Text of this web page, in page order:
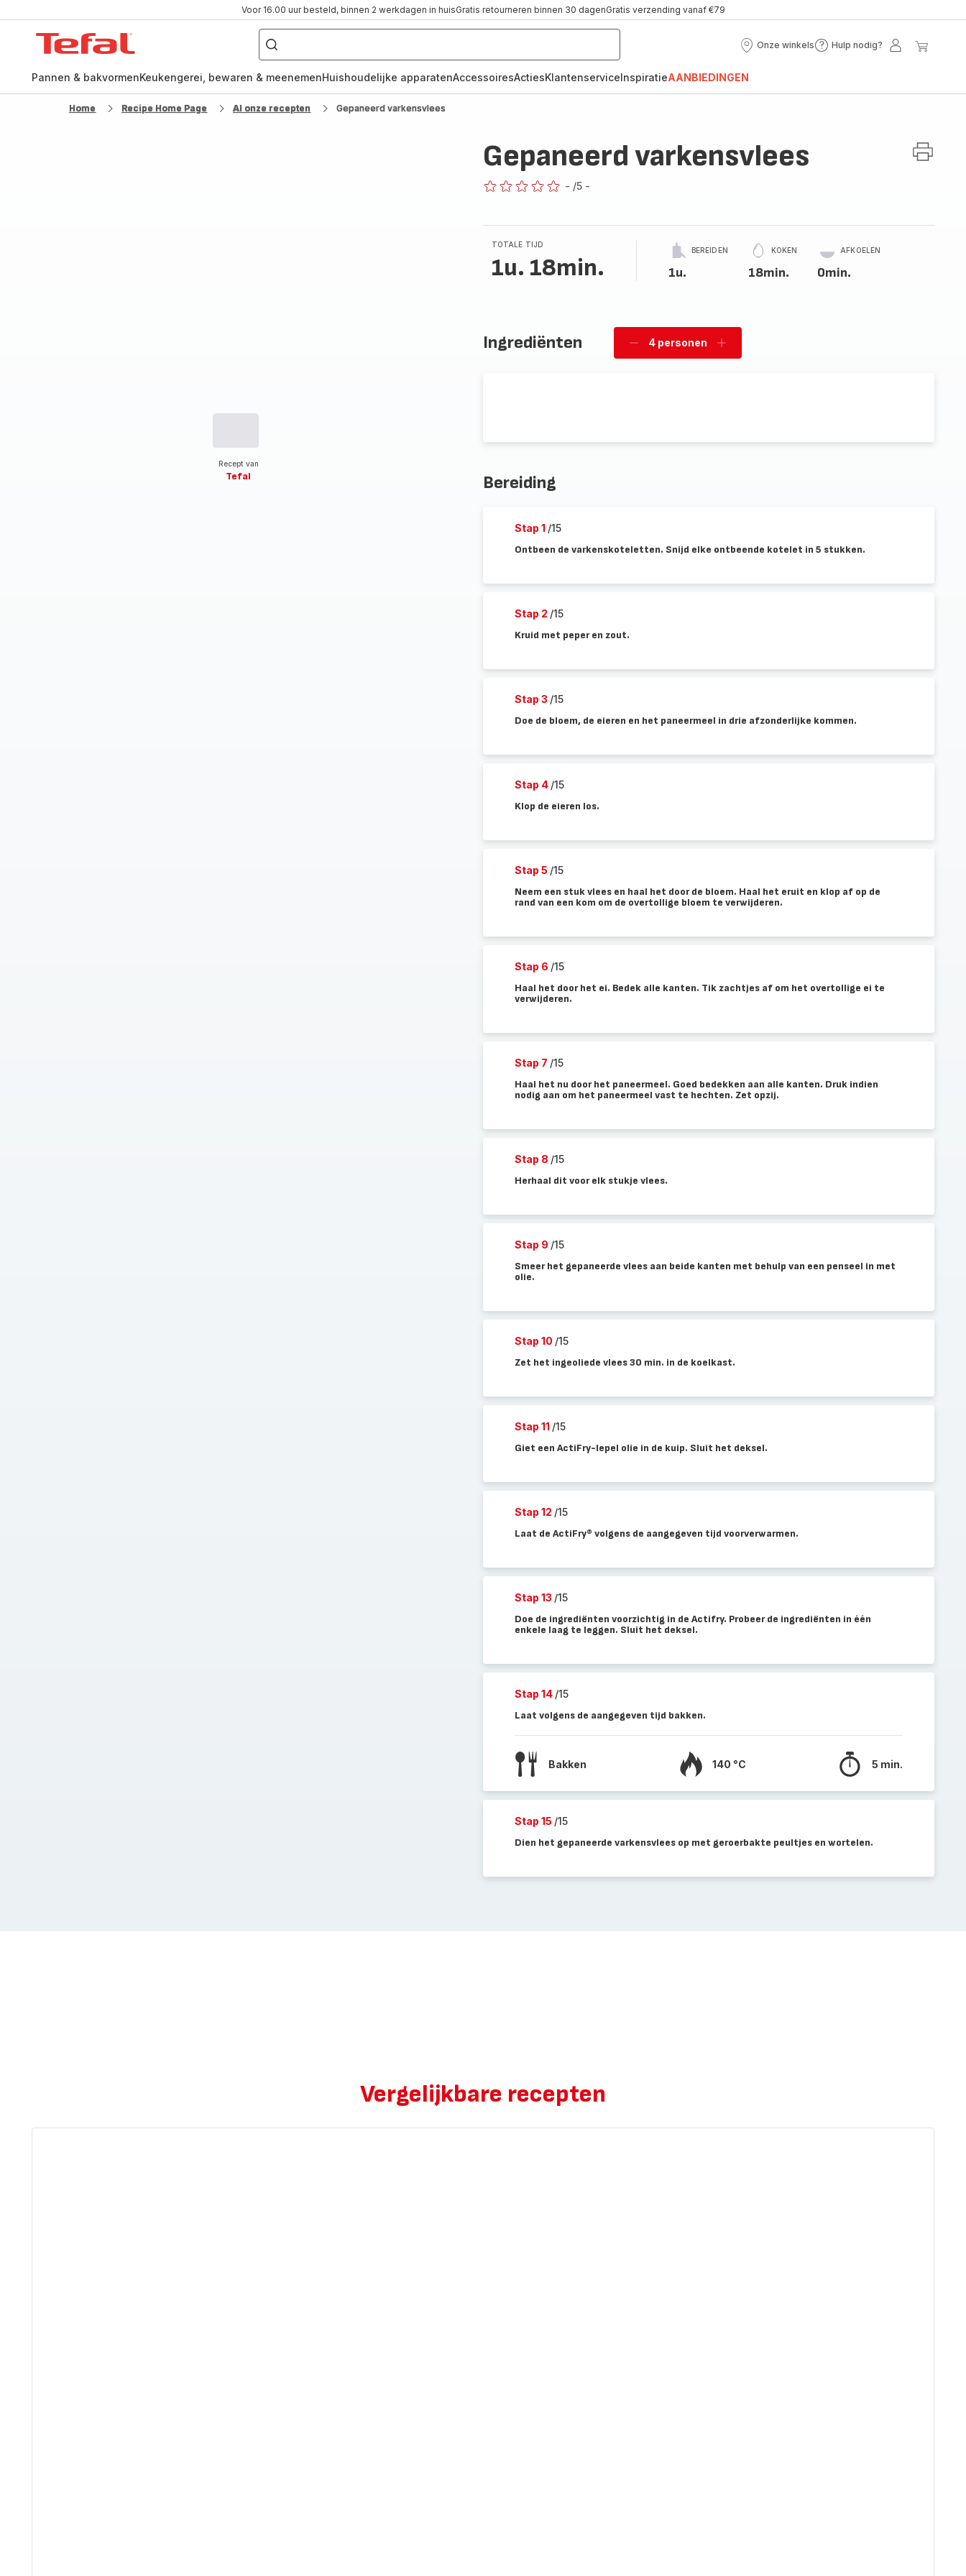
Voor 16.00 uur besteld, binnen 2 werkdagen in huisGratis retourneren binnen 30 dagenGratis verzending vanaf €79
Waar
ben
naar
Onze winkels
Onze
Hulp nodig?
Hulp
Mijn
Pannen & bakvormenKeukengerei, bewaren & meenemenHuishoudelijke apparatenAccessoiresActiesKlantenserviceInspiratieAANBIEDINGEN
Home Recipe Home Page Al onze recepten Gepaneerd varkensvlees
Recept van
Tefal
Gepaneerd varkensvlees
- /5 -
TOTALE TIJD
1u. 18min.
BEREIDEN
1u.
KOKEN
18min.
AFKOELEN
0min.
Ingrediënten
Verwijder
4 personen
Voeg
Bereiding
Stap 1 /15
Ontbeen de varkenskoteletten. Snijd elke ontbeende kotelet in 5 stukken.
Stap 2 /15
Kruid met peper en zout.
Stap 3 /15
Doe de bloem, de eieren en het paneermeel in drie afzonderlijke kommen.
Stap 4 /15
Klop de eieren los.
Stap 5 /15
Neem een stuk vlees en haal het door de bloem. Haal het eruit en klop af op de
rand van een kom om de overtollige bloem te verwijderen.
Stap 6 /15
Haal het door het ei. Bedek alle kanten. Tik zachtjes af om het overtollige ei te
verwijderen.
Stap 7 /15
Haal het nu door het paneermeel. Goed bedekken aan alle kanten. Druk indien
nodig aan om het paneermeel vast te hechten. Zet opzij.
Stap 8 /15
Herhaal dit voor elk stukje vlees.
Stap 9 /15
Smeer het gepaneerde vlees aan beide kanten met behulp van een penseel in met
olie.
Stap 10 /15
Zet het ingeoliede vlees 30 min. in de koelkast.
Stap 11 /15
Giet een ActiFry-lepel olie in de kuip. Sluit het deksel.
Stap 12 /15
Laat de ActiFry® volgens de aangegeven tijd voorverwarmen.
Stap 13 /15
Doe de ingrediënten voorzichtig in de Actifry. Probeer de ingrediënten in één
enkele laag te leggen. Sluit het deksel.
Stap 14 /15
Laat volgens de aangegeven tijd bakken.
Bakken 140 °C 5 min.
Stap 15 /15
Dien het gepaneerde varkensvlees op met geroerbakte peultjes en wortelen.
Vergelijkbare recepten